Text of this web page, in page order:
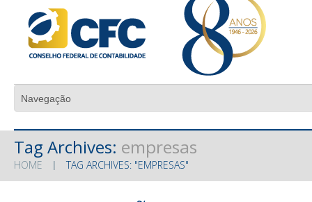
Tag Archives: empresas
HOME TAG ARCHIVES: "EMPRESAS"